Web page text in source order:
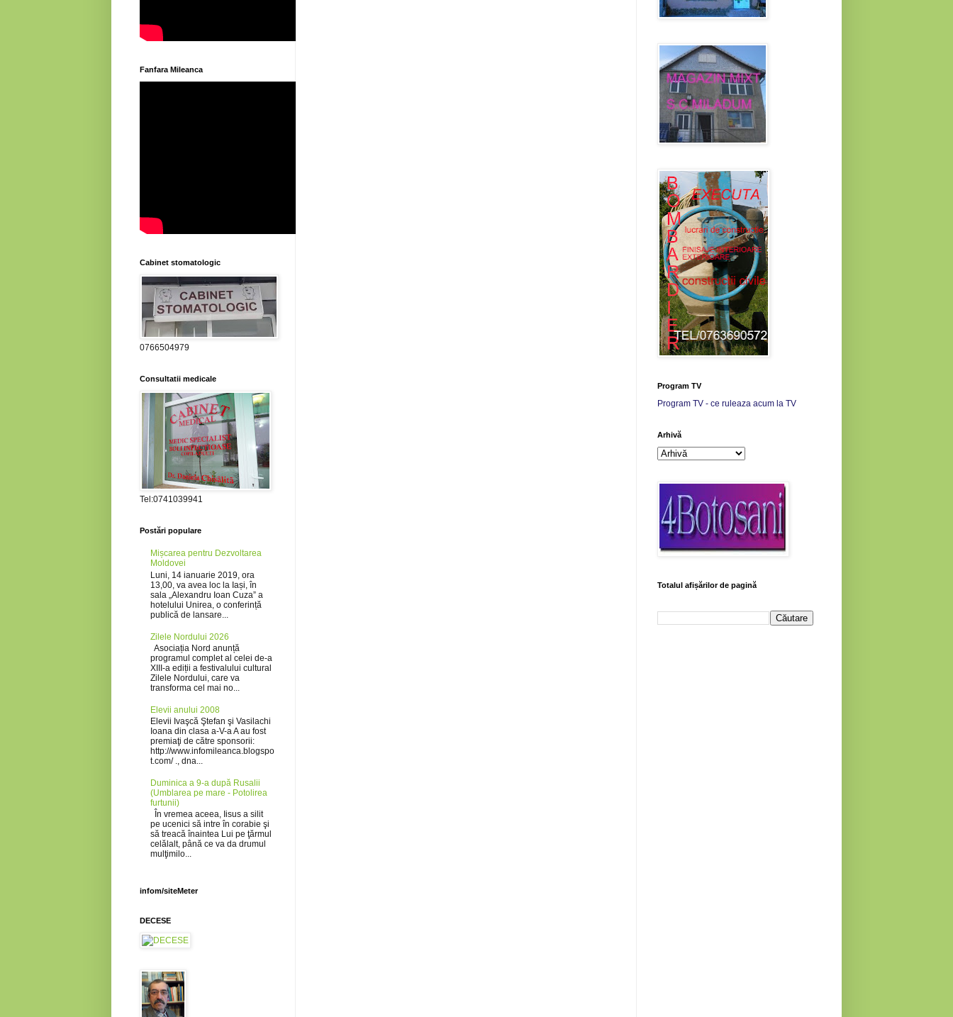
Fanfara Mileanca
Cabinet stomatologic
0766504979
Consultatii medicale
Tel:0741039941
Postări populare
Mișcarea pentru Dezvoltarea
Moldovei
Luni, 14 ianuarie 2019, ora
13,00, va avea loc la Iași, în
sala „Alexandru Ioan Cuza” a
hotelului Unirea, o conferință
publică de lansare...
Zilele Nordului 2026
Asociația Nord anunță
programul complet al celei de-a
XIII-a ediții a festivalului cultural
Zilele Nordului, care va
transforma cel mai no...
Elevii anului 2008
Elevii Ivaşcă Ştefan şi Vasilachi
Ioana din clasa a-V-a A au fost
premiaţi de către sponsorii:
http://www.infomileanca.blogspo
t.com/ ., dna...
Duminica a 9-a după Rusalii
(Umblarea pe mare - Potolirea
furtunii)
În vremea aceea, Iisus a silit
pe ucenici să intre în corabie şi
să treacă înaintea Lui pe ţărmul
celălalt, până ce va da drumul
mulţimilo...
infom/siteMeter
DECESE
Program TV
Program TV - ce ruleaza acum la TV
Arhivă
Totalul afișărilor de pagină